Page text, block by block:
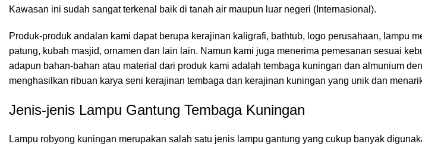
Kawasan ini sudah sangat terkenal baik di tanah air maupun luar negeri (Internasional).
Produk-produk andalan kami dapat berupa kerajinan kaligrafi, bathtub, logo perusahaan, lampu
patung, kubah masjid, ornamen dan lain lain. Namun kami juga menerima pemesanan sesuai
adapun bahan-bahan atau material dari produk kami adalah tembaga kuningan dan almunium
menghasilkan ribuan karya seni kerajinan tembaga dan kerajinan kuningan yang unik dan
Jenis-jenis Lampu Gantung Tembaga Kuningan
Lampu robyong kuningan merupakan salah satu jenis lampu gantung yang cukup banyak